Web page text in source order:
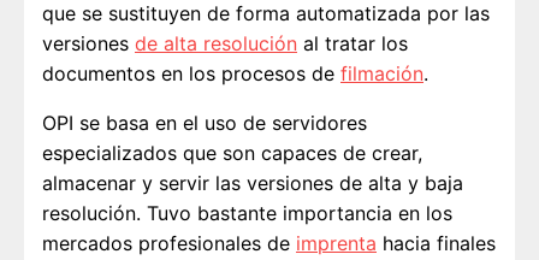
que se sustituyen de forma automatizada por las
versiones de alta resolución al tratar los
documentos en los procesos de filmación.
OPI se basa en el uso de servidores
especializados que son capaces de crear,
almacenar y servir las versiones de alta y baja
resolución. Tuvo bastante importancia en los
mercados profesionales de imprenta hacia finales